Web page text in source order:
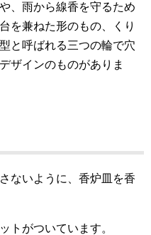
、雨から線香を守るため
を兼ねた形のもの、くり
と呼ばれる三つの輪で穴
ザインのものがありま
ないように、香炉皿を香
トがついています。